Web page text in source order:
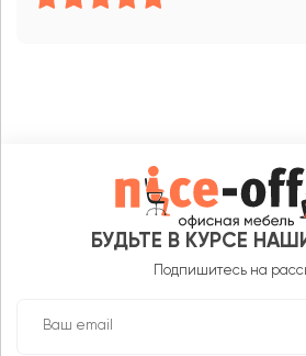
БУДЬТЕ В КУРСЕ
Подпишитесь на